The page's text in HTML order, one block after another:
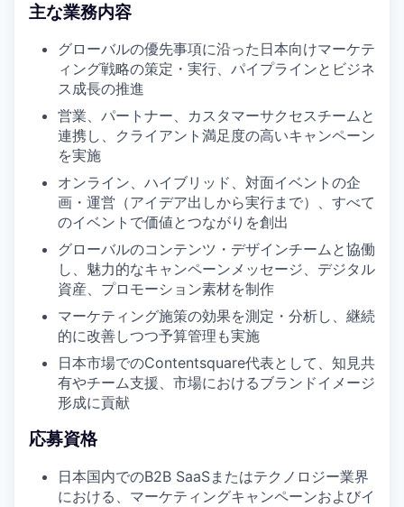
主な業務内容
グローバルの優先事項に沿った日本向けマーケテ
ィング戦略の策定・実行、パイプラインとビジネ
ス成長の推進
営業、パートナー、カスタマーサクセスチームと
連携し、クライアント満足度の高いキャンペーン
を実施
オンライン、ハイブリッド、対面イベントの企
画・運営（アイデア出しから実行まで）、すべて
のイベントで価値とつながりを創出
グローバルのコンテンツ・デザインチームと協働
し、魅力的なキャンペーンメッセージ、デジタル
資産、プロモーション素材を制作
マーケティング施策の効果を測定・分析し、継続
的に改善しつつ予算管理も実施
日本市場でのContentsquare代表として、知見共
有やチーム支援、市場におけるブランドイメージ
形成に貢献
応募資格
日本国内でのB2B SaaSまたはテクノロジー業界
における、マーケティングキャンペーンおよびイ